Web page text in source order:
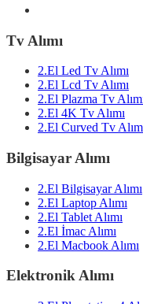
Tv Alımı
2.El Led Tv Alımı
2.El Lcd Tv Alımı
2.El Plazma Tv
2.El 4K Tv Alımı
2.El Curved Tv
Bilgisayar Alımı
2.El Bilgisayar Alımı
2.El Laptop Alımı
2.El Tablet Alımı
2.El İmac Alımı
2.El Macbook Alımı
Elektronik Alımı